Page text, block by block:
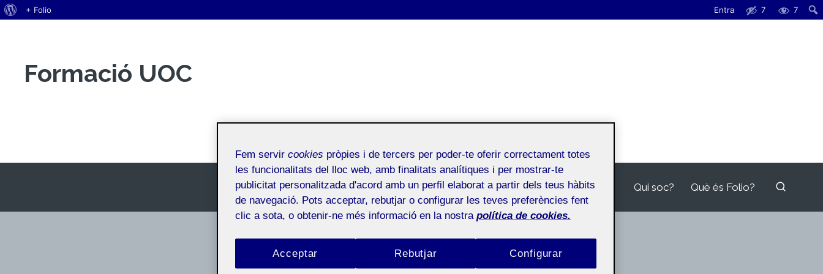
Quant
+ Folio Entra 7 7
Formació UOC
Qui soc? Què és Folio?
Contingut auto generat
Fem servir cookies pròpies i de tercers per poder-te oferir correctament totes
les funcionalitats del lloc web, amb finalitats analítiques i per mostrar-te
publicitat personalitzada d'acord amb un perfil elaborat a partir dels teus hàbits
de navegació. Pots acceptar, rebutjar o configurar les teves preferències fent
clic a sota, o obtenir-ne més informació en la nostra política de cookies.
Rebutjar
Acceptar Configurar